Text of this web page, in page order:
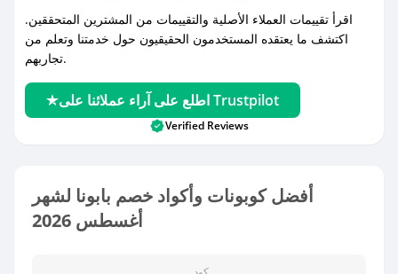
اقرأ تقييمات العملاء الأصلية والتقييمات من المشترين المتحققين.
اكتشف ما يعتقده المستخدمون الحقيقيون حول خدمتنا وتعلم من
تجاربهم.
اطلع على آراء عملائنا على Trustpilot
Verified Reviews
أفضل كوبونات وأكواد خصم بابونا لشهر
أغسطس 2026